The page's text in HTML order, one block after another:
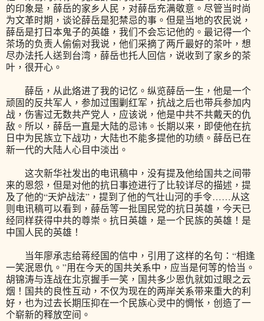
的印象是，薛岳的家乡人民，对薛岳充满敬意。尽管当时尚
为文革时期，谈论薛岳是犯禁忌的事。但是当地的农民说，
薛岳是打日本鬼子的英雄，我们不会忘记他的。最记得一个
茶场的负责人偷偷对我说，他们采摘了两斤最好的茶叶，想
尽办法托人送到台湾，薛岳也托人回信，说收到了家乡的茶
叶，很开心。
薛岳，从此烙进了我的记忆。纵览薛岳一生，他是一个
顽固的反共军人，参加过围剿红军，抗战之后也带兵参加内
战，伤害过无数共产党人，应该说，他是中共不共戴天的仇
敌。所以，薛岳一直是大陆的忌讳。长期以来，即使他在抗
日中为民族立下战功，大陆也不能多提他的功绩。薛岳已在
新一代的大陆人心目中淡出。
这次新华社发出的电讯稿中，没有提及他给国共之间带
来的恩怨，但是对他的抗日事迹进行了比较详尽的描述，提
及了他的“天炉战法”，提到了他的气壮山河的手令……从这
则电讯稿可以看到，薛岳等一批国民党的抗日英雄，今天已
经同样获得中共的尊崇。抗日英雄，是一个民族的英雄！是
中国人民的英雄！
当年廖承志给蒋经国的信中，引用了这样的名句：“相逢
一笑泯恩仇。”用在今天的国共关系中，应当是何等的恰当。
胡锦涛与连战在北京握手一笑，国共多少恩仇就如过眼之云
烟！国共的良性互动，不仅为现在的两岸关系带来重大的利
好，也为过去长期压抑在一个民族心灵中的惆怅，创造了一
个崭新的释放空间。